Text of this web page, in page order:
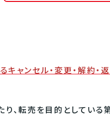
ャンセル・変更・解約・
、転売を目的としている